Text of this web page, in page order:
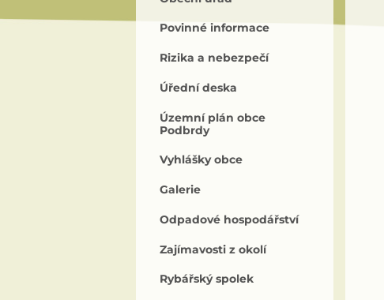
Povinné informace
Rizika a nebezpečí
Úřední deska
Územní plán obce
Podbrdy
Vyhlášky obce
Galerie
Odpadové hospodářství
Zajímavosti z okolí
Rybářský spolek